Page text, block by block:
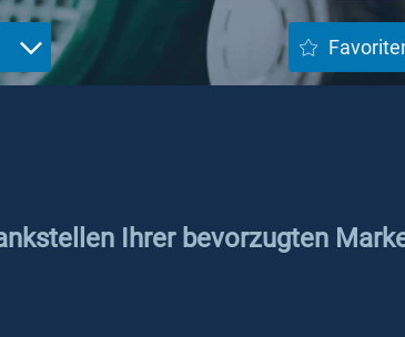
Ihrer bevorzugten